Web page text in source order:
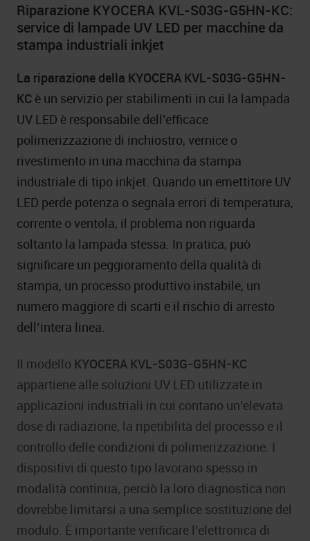
Riparazione KYOCERA KVL-S03G-G5HN-KC:
service di lampade UV LED per macchine da
stampa industriali inkjet
La riparazione della KYOCERA KVL-S03G-G5HN-
KC è un servizio per stabilimenti in cui la lampada
UV LED è responsabile dell’efficace
polimerizzazione di inchiostro, vernice o
rivestimento in una macchina da stampa
industriale di tipo inkjet. Quando un emettitore UV
LED perde potenza o segnala errori di temperatura,
corrente o ventola, il problema non riguarda
soltanto la lampada stessa. In pratica, può
significare un peggioramento della qualità di
stampa, un processo produttivo instabile, un
numero maggiore di scarti e il rischio di arresto
dell’intera linea.
Il modello KYOCERA KVL-S03G-G5HN-KC
appartiene alle soluzioni UV LED utilizzate in
applicazioni industriali in cui contano un’elevata
dose di radiazione, la ripetibilità del processo e il
controllo delle condizioni di polimerizzazione. I
dispositivi di questo tipo lavorano spesso in
modalità continua, perciò la loro diagnostica non
dovrebbe limitarsi a una semplice sostituzione del
modulo. È importante verificare l’elettronica di